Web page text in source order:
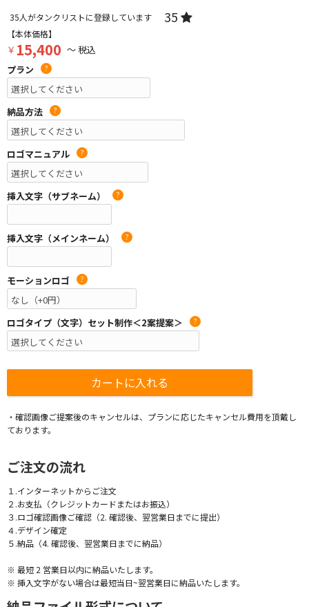
35人がタンクリストに登録しています 35
【本体価格】
￥ 15,400 ～ 税込
プラン
?
納品方法 ?
ロゴマニュアル ?
挿入文字（サブネーム） ?
挿入文字（メインネーム） ?
モーションロゴ ?
ロゴタイプ（文字）セット制作＜2案提案＞ ?
・確認画像ご提案後のキャンセルは、プランに応じたキャンセル費用を頂戴し
ております。
ご注文の流れ
１.インターネットからご注文
２.お支払（クレジットカードまたはお振込）
３.ロゴ確認画像ご確認（2. 確認後、翌営業日までに提出）
４.デザイン確定
５.納品（4. 確認後、翌営業日までに納品）
※ 最短 2 営業日以内に納品いたします。
※ 挿入文字がない場合は最短当日~翌営業日に納品いたします。